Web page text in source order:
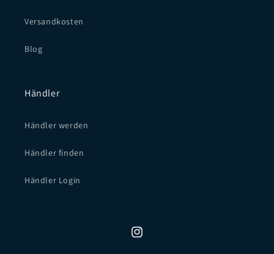
Versandkosten
Blog
Händler
Händler werden
Händler finden
Händler Login
Instagram